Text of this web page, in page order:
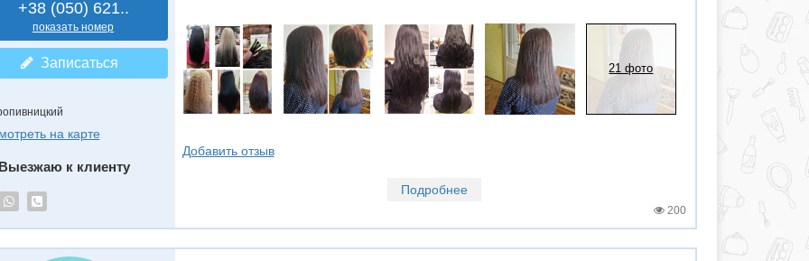
+38 (050) 621..
показать номер
Записаться
на карте
к клиенту
21 фото
Добавить отзыв
Подробнее
200